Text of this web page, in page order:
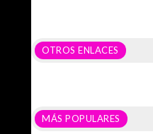
OTROS ENLACES
MÁS POPULARES